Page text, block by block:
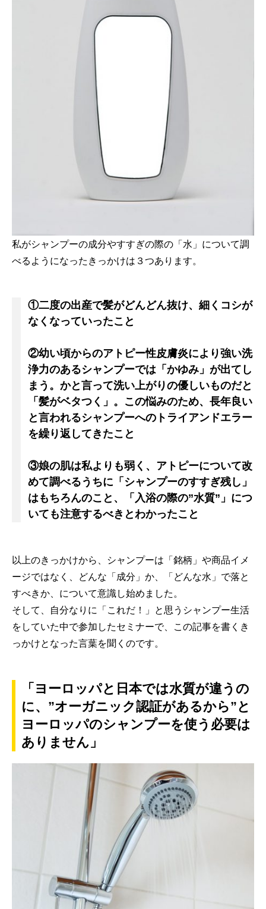
私がシャンプーの成分やすすぎの際の「水」について調
べるようになったきっかけは３つあります。
①二度の出産で髪がどんどん抜け、細くコシが
なくなっていったこと
②幼い頃からのアトピー性皮膚炎により強い洗
浄力のあるシャンプーでは「かゆみ」が出てし
まう。かと言って洗い上がりの優しいものだと
「髪がベタつく」。この悩みのため、長年良い
と言われるシャンプーへのトライアンドエラー
を繰り返してきたこと
③娘の肌は私よりも弱く、アトピーについて改
めて調べるうちに「シャンプーのすすぎ残し」
はもちろんのこと、「入浴の際の”水質”」につ
いても注意するべきとわかったこと
以上のきっかけから、シャンプーは「銘柄」や商品イメ
ージではなく、どんな「成分」か、「どんな水」で落と
すべきか、について意識し始めました。
そして、自分なりに「これだ！」と思うシャンプー生活
をしていた中で参加したセミナーで、この記事を書くき
っかけとなった言葉を聞くのです。
「ヨーロッパと日本では水質が違うの
に、”オーガニック認証があるから”と
ヨーロッパのシャンプーを使う必要は
ありません」